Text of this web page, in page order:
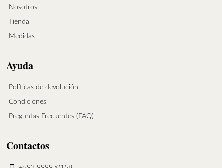
Nosotros
Tienda
Medidas
Ayuda
Políticas de devolución
Condiciones
Preguntas Frecuentes (FAQ)
Contactos